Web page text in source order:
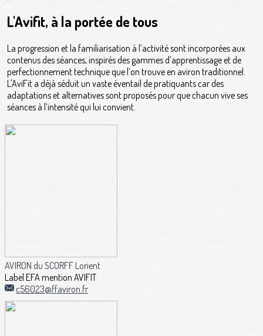
L'Avifit, à la portée de tous
La progression et la familiarisation à l’activité sont incorporées aux
contenus des séances, inspirés des gammes d’apprentissage et de
perfectionnement technique que l’on trouve en aviron traditionnel.
L'AviFit a déjà séduit un vaste éventail de pratiquants car des
adaptations et alternatives sont proposés pour que chacun vive ses
séances à l’intensité qui lui convient.
AVIRON du SCORFF Lorient
Label EFA mention AVIFIT
c56023@ffaviron.fr